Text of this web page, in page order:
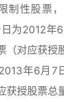
制性股票
为2012年
（对应获授
年6月7
获授股票总